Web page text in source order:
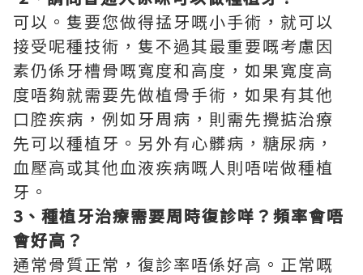
可以。隻要您做得掹牙嘅小手術，就可以
接受呢種技術，隻不過其最重要嘅考慮因
素仍係牙槽骨嘅寬度和高度，如果寬度高
度唔夠就需要先做植骨手術，如果有其他
口腔疾病，例如牙周病，則需先攪掂治療
先可以種植牙。另外有心髒病，糖尿病，
血壓高或其他血液疾病嘅人則唔啱做種植
牙。
3 、種植牙治療需要周時復診咩？頻率會唔
會好高？
通常骨質正常，復診率唔係好高。正常嘅